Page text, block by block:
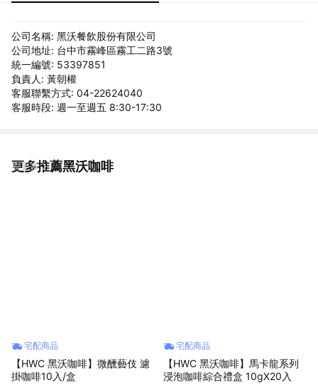
公司名稱: 黑沃餐飲股份有限公司
公司地址: 台中市霧峰區霧工二路3號
統一編號: 53397851
負責人: 黃朝權
客服聯繫方式: 04-22624040
客服時段: 週一至週五 8:30-17:30
更多推薦黑沃咖啡
看更多
宅配商品
【HWC 黑沃咖啡】微醺藝伎 濾
掛咖啡10入/盒
宅配商品
【HWC 黑沃咖啡】馬卡龍系列
浸泡咖啡綜合禮盒 10gX20入